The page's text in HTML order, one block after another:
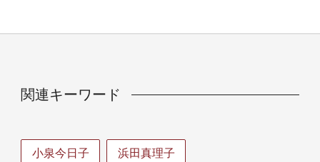
関連キーワード
小泉今日子 浜田真理子